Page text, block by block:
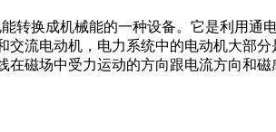
转换成机械能的一种设备。它是利用
交流电动机，电力系统中的电动机大部
在磁场中受力运动的方向跟电流方向和